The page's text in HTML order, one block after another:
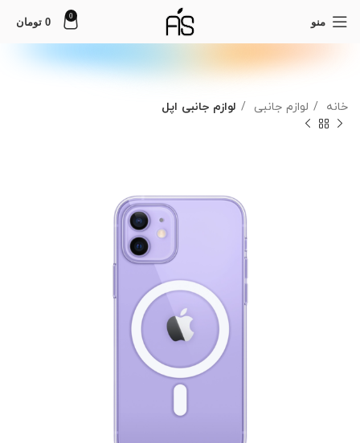
منو 0
0 تومان
خانه لوازم جانبی لوازم جانبی اپل